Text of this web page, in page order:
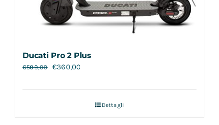
Ducati Pro 2 Plus
€599,00 €360,00
Dettagli